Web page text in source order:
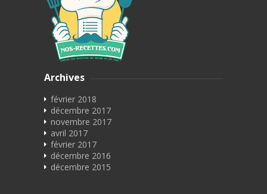
Archives
février 2018
décembre 2017
novembre 2017
avril 2017
février 2017
décembre 2016
décembre 2015